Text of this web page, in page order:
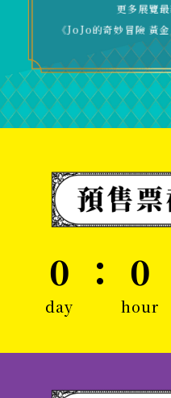
更多展覽
《JoJo的奇妙冒險 黃
0
day
： 0
hour